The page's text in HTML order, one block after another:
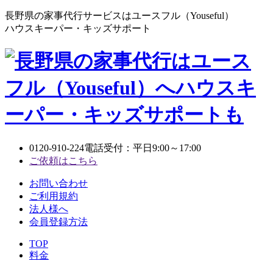
長野県の家事代行サービスはユースフル（Youseful）
ハウスキーパー・キッズサポート
0120-910-224電話受付：平日9:00～17:00
ご依頼はこちら
お問い合わせ
ご利用規約
法人様へ
会員登録方法
TOP
料金